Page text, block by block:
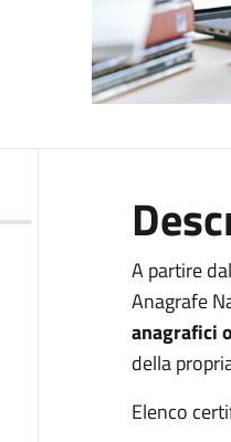
A partire
Anagrafe
anagrafici
della
Elenco